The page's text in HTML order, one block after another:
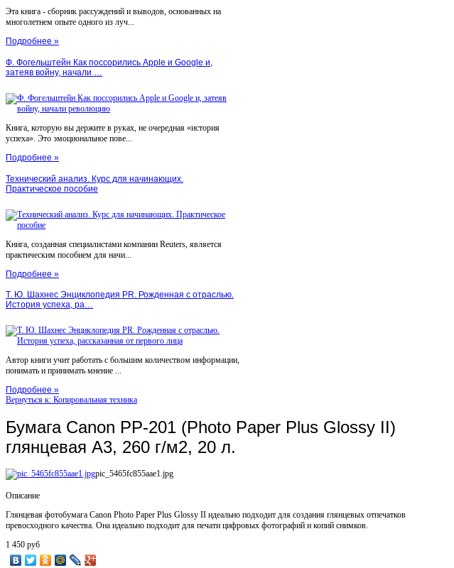
Эта книга - сборник рассуждений и выводов, основанных на
многолетнем опыте одного из луч...
Подробнее »
Ф. Фогельштейн Как поссорились Apple и Google и,
затеяв войну, начали …
Книга, которую вы держите в руках, не очередная «история
успеха». Это эмоциональное пове...
Подробнее »
Технический анализ. Курс для начинающих.
Практическое пособие
Книга, созданная специалистами компании Reuters, является
практическим пособием для начи...
Подробнее »
Т. Ю. Шахнес Энциклопедия PR. Рожденная с отраслью.
История успеха, ра…
Автор книги учит работать с большим количеством информации,
понимать и принимать мнение ...
Подробнее »
Вернуться к: Копировальная техника
Бумага Canon PP-201 (Photo Paper Plus Glossy II)
глянцевая A3, 260 г/м2, 20 л.
pic_5465fc855aae1.jpg
Описание
Глянцевая фотобумага Canon Photo Paper Plus Glossy II идеально подходит для создания глянцевых отпечатков
превосходного качества. Она идеально подходит для печати цифровых фотографий и копий снимков.
1 450 руб